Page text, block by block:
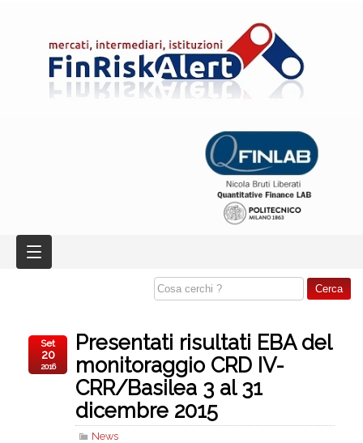
Presentati risultati EBA del
monitoraggio CRD IV-
CRR/Basilea 3 al 31
dicembre 2015
News
Set
20
2016